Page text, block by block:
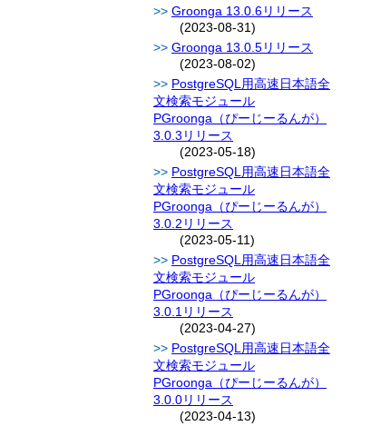
Groonga 13.0.6リリース
(2023-08-31)
Groonga 13.0.5リリース
(2023-08-02)
PostgreSQL用高速日本語全
文検索モジュール
PGroonga（ぴーじーるんが）
3.0.3リリース
(2023-05-18)
PostgreSQL用高速日本語全
文検索モジュール
PGroonga（ぴーじーるんが）
3.0.2リリース
(2023-05-11)
PostgreSQL用高速日本語全
文検索モジュール
PGroonga（ぴーじーるんが）
3.0.1リリース
(2023-04-27)
PostgreSQL用高速日本語全
文検索モジュール
PGroonga（ぴーじーるんが）
3.0.0リリース
(2023-04-13)